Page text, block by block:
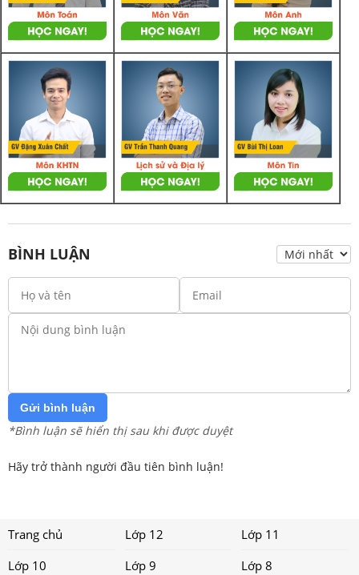
BÌNH LUẬN
Gửi bình luận
*Bình luận sẽ hiển thị sau khi được duyệt
Hãy trở thành người đầu tiên bình luận!
Trang chủ Lớp 12
Lớp 11
Lớp 10
Lớp 9
Lớp 8